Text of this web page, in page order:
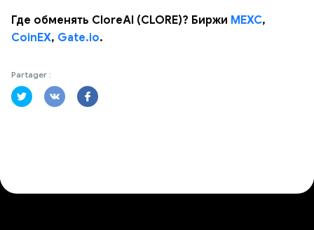
Где обменять CloreAI (CLORE)? Биржи MEXC,
CoinEX, Gate.io.
Partager :